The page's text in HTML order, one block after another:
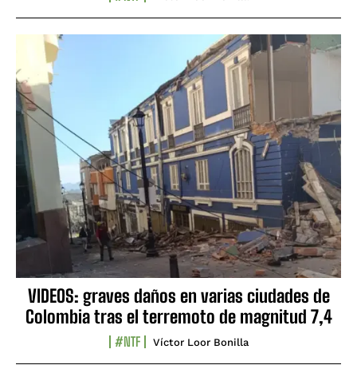
VIDEOS: graves daños en varias ciudades de
Colombia tras el terremoto de magnitud 7,4
#NTF Víctor Loor Bonilla